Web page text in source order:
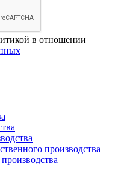
в отношении
производства